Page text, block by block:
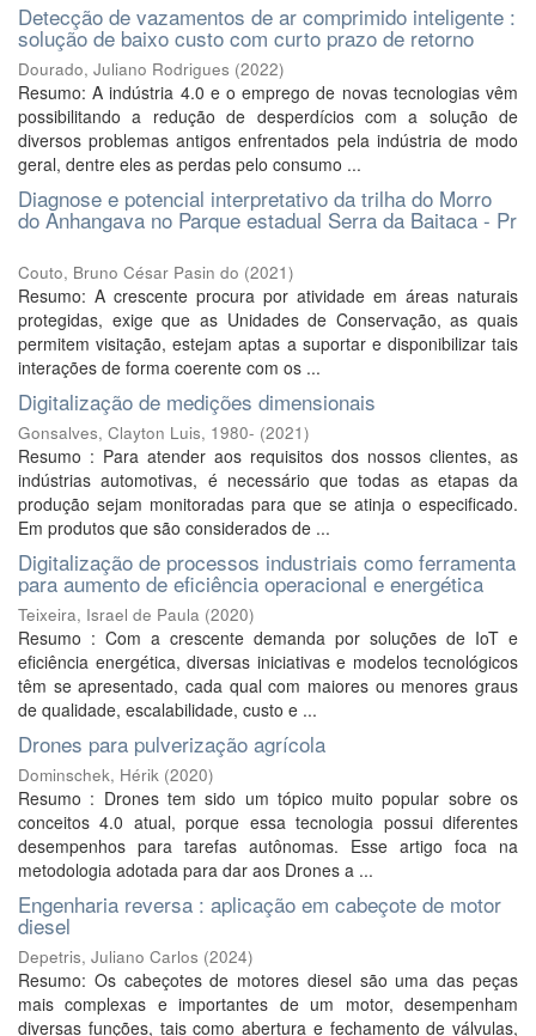
Detecção de vazamentos de ar comprimido inteligente :
solução de baixo custo com curto prazo de retorno
Dourado, Juliano Rodrigues (2022)
Resumo: A indústria 4.0 e o emprego de novas tecnologias vêm
possibilitando a redução de desperdícios com a solução de
diversos problemas antigos enfrentados pela indústria de modo
geral, dentre eles as perdas pelo consumo ...
Diagnose e potencial interpretativo da trilha do Morro
do Anhangava no Parque estadual Serra da Baitaca - Pr
Couto, Bruno César Pasin do (2021)
Resumo: A crescente procura por atividade em áreas naturais
protegidas, exige que as Unidades de Conservação, as quais
permitem visitação, estejam aptas a suportar e disponibilizar tais
interações de forma coerente com os ...
Digitalização de medições dimensionais
Gonsalves, Clayton Luis, 1980- (2021)
Resumo : Para atender aos requisitos dos nossos clientes, as
indústrias automotivas, é necessário que todas as etapas da
produção sejam monitoradas para que se atinja o especificado.
Em produtos que são considerados de ...
Digitalização de processos industriais como ferramenta
para aumento de eficiência operacional e energética
Teixeira, Israel de Paula (2020)
Resumo : Com a crescente demanda por soluções de IoT e
eficiência energética, diversas iniciativas e modelos tecnológicos
têm se apresentado, cada qual com maiores ou menores graus
de qualidade, escalabilidade, custo e ...
Drones para pulverização agrícola
Dominschek, Hérik (2020)
Resumo : Drones tem sido um tópico muito popular sobre os
conceitos 4.0 atual, porque essa tecnologia possui diferentes
desempenhos para tarefas autônomas. Esse artigo foca na
metodologia adotada para dar aos Drones a ...
Engenharia reversa : aplicação em cabeçote de motor
diesel
Depetris, Juliano Carlos (2024)
Resumo: Os cabeçotes de motores diesel são uma das peças
mais complexas e importantes de um motor, desempenham
diversas funções, tais como abertura e fechamento de válvulas,